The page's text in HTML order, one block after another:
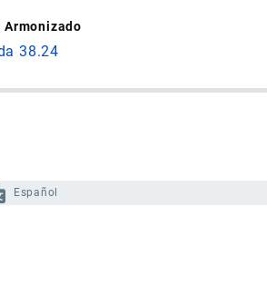
38.24
Español